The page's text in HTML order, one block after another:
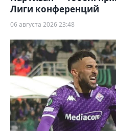
Лиги конференций
06 августа 2026 23:48